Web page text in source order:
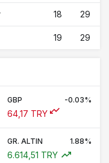
18 29
19 29
GBP -0.03%
64,17 TRY
GR. ALTIN 1.88%
6.614,51 TRY